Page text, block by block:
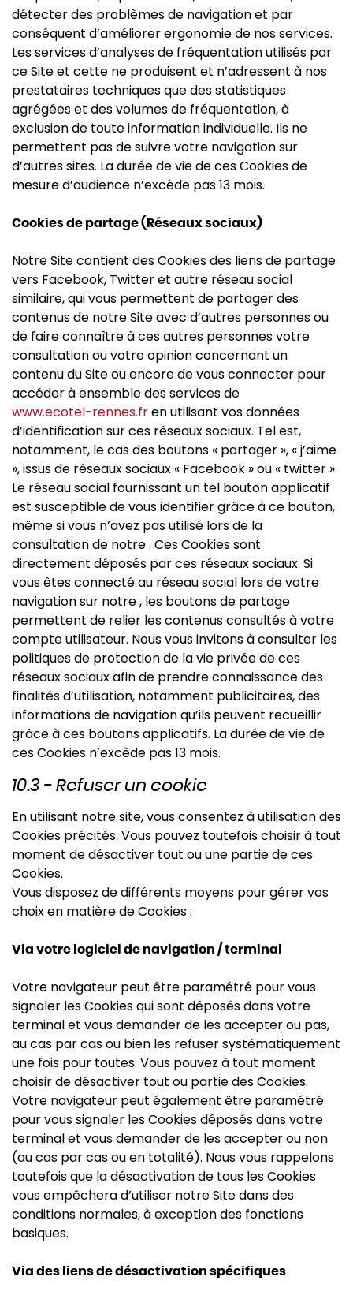
détecter des problèmes de navigation et par
conséquent d’améliorer ergonomie de nos services.
Les services d’analyses de fréquentation utilisés par
ce Site et cette ne produisent et n’adressent à nos
prestataires techniques que des statistiques
agrégées et des volumes de fréquentation, à
exclusion de toute information individuelle. Ils ne
permettent pas de suivre votre navigation sur
d’autres sites. La durée de vie de ces Cookies de
mesure d’audience n’excède pas 13 mois.
Cookies de partage (Réseaux sociaux)
Notre Site contient des Cookies des liens de partage
vers Facebook, Twitter et autre réseau social
similaire, qui vous permettent de partager des
contenus de notre Site avec d’autres personnes ou
de faire connaître à ces autres personnes votre
consultation ou votre opinion concernant un
contenu du Site ou encore de vous connecter pour
accéder à ensemble des services de
www.ecotel-rennes.fren utilisant vos données
d’identification sur ces réseaux sociaux. Tel est,
notamment, le cas des boutons « partager », « j’aime
», issus de réseaux sociaux « Facebook » ou « twitter ».
Le réseau social fournissant un tel bouton applicatif
est susceptible de vous identifier grâce à ce bouton,
même si vous n’avez pas utilisé lors de la
consultation de notre . Ces Cookies sont
directement déposés par ces réseaux sociaux. Si
vous êtes connecté au réseau social lors de votre
navigation sur notre , les boutons de partage
permettent de relier les contenus consultés à votre
compte utilisateur. Nous vous invitons à consulter les
politiques de protection de la vie privée de ces
réseaux sociaux afin de prendre connaissance des
finalités d’utilisation, notamment publicitaires, des
informations de navigation qu’ils peuvent recueillir
grâce à ces boutons applicatifs. La durée de vie de
ces Cookies n’excède pas 13 mois.
10.3 - Refuser un cookie
En utilisant notre site, vous consentez à utilisation des
Cookies précités. Vous pouvez toutefois choisir à tout
moment de désactiver tout ou une partie de ces
Cookies.
Vous disposez de différents moyens pour gérer vos
choix en matière de Cookies :
Via votre logiciel de navigation / terminal
Votre navigateur peut être paramétré pour vous
signaler les Cookies qui sont déposés dans votre
terminal et vous demander de les accepter ou pas,
au cas par cas ou bien les refuser systématiquement
une fois pour toutes. Vous pouvez à tout moment
choisir de désactiver tout ou partie des Cookies.
Votre navigateur peut également être paramétré
pour vous signaler les Cookies déposés dans votre
terminal et vous demander de les accepter ou non
(au cas par cas ou en totalité). Nous vous rappelons
toutefois que la désactivation de tous les Cookies
vous empêchera d’utiliser notre Site dans des
conditions normales, à exception des fonctions
basiques.
Via des liens de désactivation spécifiques